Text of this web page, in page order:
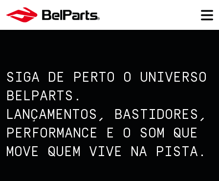
SIGA DE PERTO O UNIVERSO
BELPARTS.
LANÇAMENTOS, BASTIDORES,
PERFORMANCE E O SOM QUE
MOVE QUEM VIVE NA PISTA.